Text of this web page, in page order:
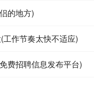
的地方)
作节奏太快不适应)
费招聘信息发布平台)